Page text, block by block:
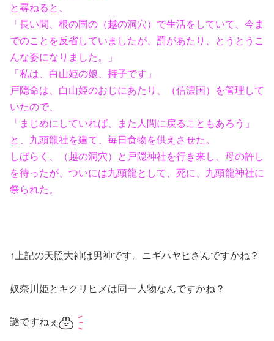
と尋ねると、
「長い間、根の国の（越の洞穴）で生活をしていて、今ま
でのことを反省していましたが、罰があたり、とうとうこ
んな姿になりました。」
「私は、白山姫の娘、持子です」
戸隠命は、白山姫のおじにあたり、（信濃国）を管理して
いたので、
「まじめにしていれば、また人間に戻ることもあろう」
と、九頭龍社を建て、毎日食物を供えさせた。
しばらく、（越の洞穴）と戸隠神社を行き来し、母の許し
を待ったが、ついには九頭龍として、死に、九頭龍神社に
祭られた。
↑上記の天照大神は男神です。ニギハヤヒさんですかね？
奴奈川姫とキクリヒメは同一人物なんですかね？
謎ですねぇ